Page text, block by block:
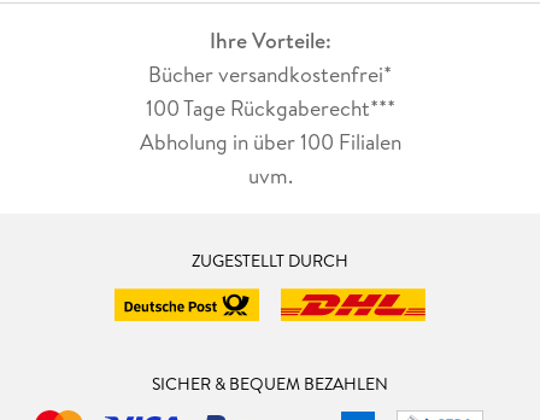
Ihre Vorteile:
Bücher versandkostenfrei*
100 Tage Rückgaberecht***
Abholung in über 100 Filialen
uvm.
ZUGESTELLT DURCH
SICHER & BEQUEM BEZAHLEN